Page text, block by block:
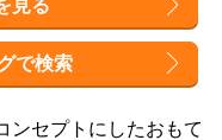
見る
で検索
ンセプトにしたおもて